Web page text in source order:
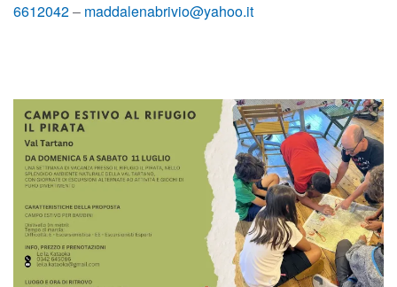
6612042– maddalenabrivio@yahoo.it